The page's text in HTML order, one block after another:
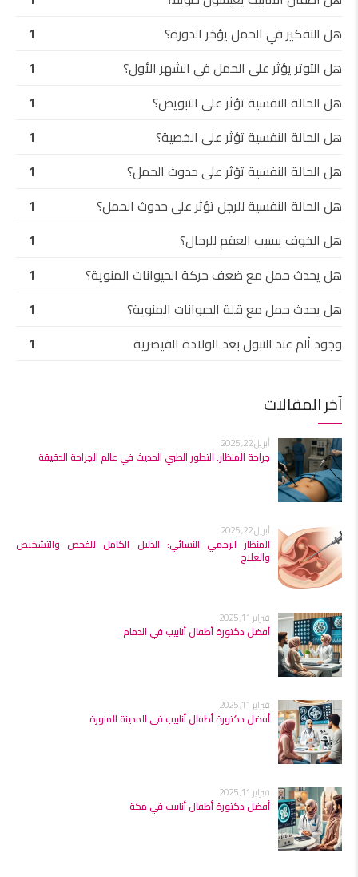
هل التفكير في الحمل يؤخر الدورة؟
1
هل التوتر يؤثر على الحمل في الشهر الأول؟
1
هل الحالة النفسية تؤثر على التبويض؟
1
هل الحالة النفسية تؤثر على الخصية؟
1
هل الحالة النفسية تؤثر على حدوث الحمل؟
1
هل الحالة النفسية للرجل تؤثر على حدوث الحمل؟
1
هل الخوف يسبب العقم للرجال؟
1
هل يحدث حمل مع ضعف حركة الحيوانات المنوية؟
1
هل يحدث حمل مع قلة الحيوانات المنوية؟
1
وجود ألم عند التبول بعد الولادة القيصرية
1
آخر المقالات
أبريل 22, 2025
جراحة المنظار: التطور الطبي الحديث في عالم الجراحة الدقيقة
أبريل 22, 2025
المنظار الرحمي النسائي: الدليل الكامل للفحص والتشخيص
والعلاج
فبراير 11, 2025
أفضل دكتورة أطفال أنابيب في الدمام
فبراير 11, 2025
أفضل دكتورة أطفال أنابيب في المدينة المنورة
فبراير 11, 2025
أفضل دكتورة أطفال أنابيب في مكة